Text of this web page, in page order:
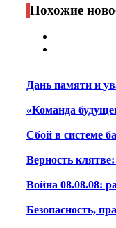
Похожие
Дань памяти и
«Команда
Сбой в системе
Верность
Война 08.08.08:
Безопасность,